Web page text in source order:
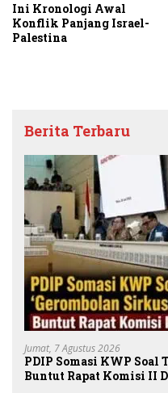
Ini Kronologi Awal
Konflik Panjang Israel-
Palestina
Berita Terbaru
Jumat, 7 Agustus 2026
PDIP Somasi KWP Soal
Buntut Rapat Komisi II